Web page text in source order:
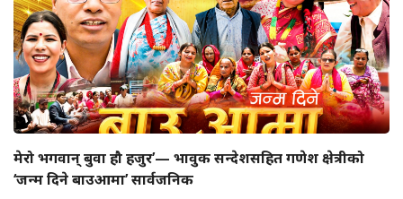
मेरो भगवान् बुवा हौ हजुर’— भावुक सन्देशसहित गणेश क्षेत्रीको
‘जन्म दिने बाउआमा’ सार्वजनिक